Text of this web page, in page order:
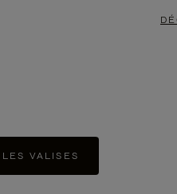
VALISES